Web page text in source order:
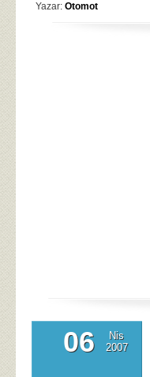
Yazar: Otomot
06
Nis
2007